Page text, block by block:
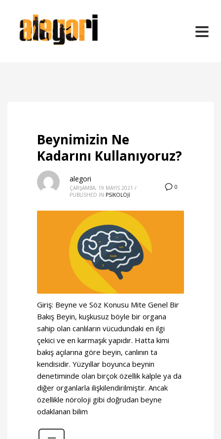
Beynimizin Ne
Kadarını Kullanıyoruz?
0
alegori
ÇARŞAMBA, 19 MAYIS 2021 /
PUBLISHED IN PSİKOLOJİ
Giriş: Beyne ve Söz Konusu Mite Genel Bir
Bakış Beyin, kuşkusuz böyle bir organa
sahip olan canlıların vücudundaki en ilgi
çekici ve en karmaşık yapıdır. Hatta kimi
bakış açılarına göre beyin, canlının ta
kendisidir. Yüzyıllar boyunca beynin
denetiminde olan birçok özellik kalple ya da
diğer organlarla ilişkilendirilmiştir. Ancak
özellikle nöroloji gibi doğrudan beyne
odaklanan bilim